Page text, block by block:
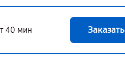
40 мин Заказать